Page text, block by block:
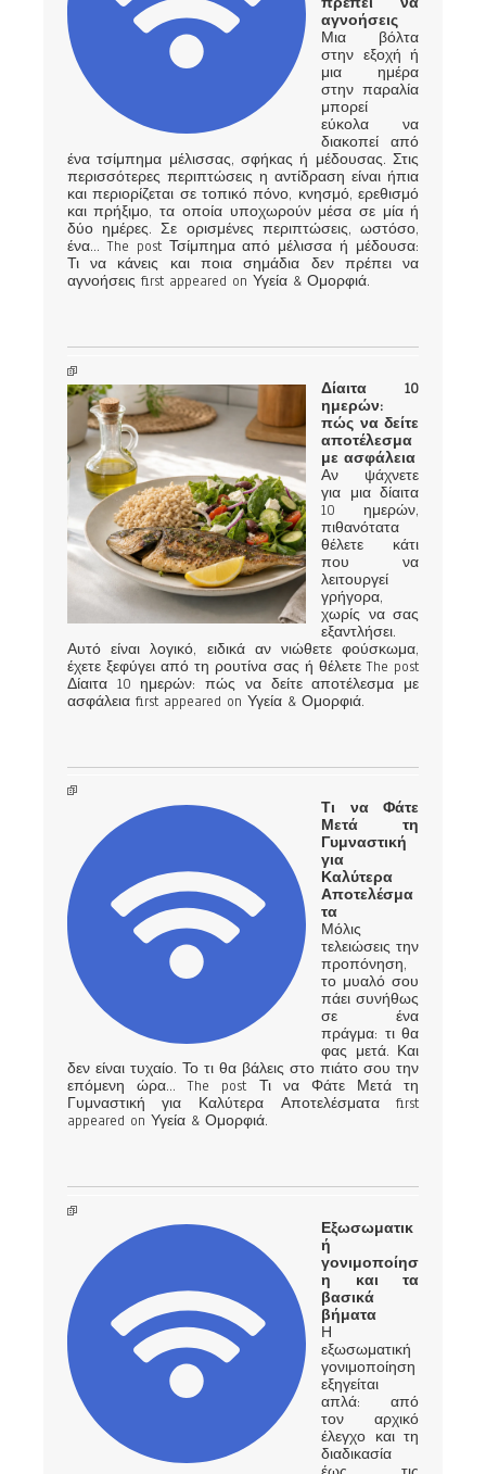
αγνοήσεις
Μια βόλτα
στην εξοχή ή
μια ημέρα
στην παραλία
μπορεί
εύκολα να
διακοπεί από
ένα τσίμπημα μέλισσας, σφήκας ή μέδουσας. Στις
περισσότερες περιπτώσεις η αντίδραση είναι ήπια
και περιορίζεται σε τοπικό πόνο, κνησμό, ερεθισμό
και πρήξιμο, τα οποία υποχωρούν μέσα σε μία ή
δύο ημέρες. Σε ορισμένες περιπτώσεις, ωστόσο,
ένα... The post Τσίμπημα από μέλισσα ή μέδουσα:
Τι να κάνεις και ποια σημάδια δεν πρέπει να
αγνοήσεις first appeared on Υγεία & Ομορφιά.
Δίαιτα 10
ημερών:
πώς να δείτε
αποτέλεσμα
με ασφάλεια
Αν ψάχνετε
για μια δίαιτα
10 ημερών,
πιθανότατα
θέλετε κάτι
που να
λειτουργεί
γρήγορα,
χωρίς να σας
εξαντλήσει.
Αυτό είναι λογικό, ειδικά αν νιώθετε φούσκωμα,
έχετε ξεφύγει από τη ρουτίνα σας ή θέλετε The post
Δίαιτα 10 ημερών: πώς να δείτε αποτέλεσμα με
ασφάλεια first appeared on Υγεία & Ομορφιά.
Τι να Φάτε
Μετά τη
Γυμναστική
για
Καλύτερα
Αποτελέσμα
τα
Μόλις
τελειώσεις την
προπόνηση,
το μυαλό σου
πάει συνήθως
σε ένα
πράγμα: τι θα
φας μετά. Και
δεν είναι τυχαίο. Το τι θα βάλεις στο πιάτο σου την
επόμενη ώρα… The post Τι να Φάτε Μετά τη
Γυμναστική για Καλύτερα Αποτελέσματα first
appeared on Υγεία & Ομορφιά.
Εξωσωματικ
ή
γονιμοποίησ
η και τα
βασικά
βήματα
Η
εξωσωματική
γονιμοποίηση
εξηγείται
απλά: από
τον αρχικό
έλεγχο και τη
διαδικασία